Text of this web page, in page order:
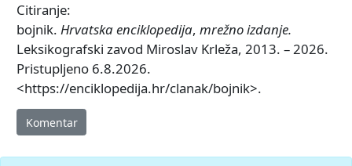
Citiranje:
bojnik. Hrvatska enciklopedija, mrežno izdanje.
Leksikografski zavod Miroslav Krleža, 2013. – 2026.
Pristupljeno 6.8.2026.
<https://enciklopedija.hr/clanak/bojnik>.
Komentar